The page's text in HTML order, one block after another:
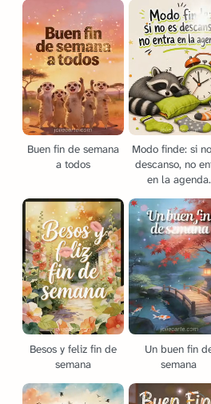
Buen fin de semana
a todos
Modo finde: si
descanso, no
en la agenda.
Besos y feliz fin de
semana
Un buen fin
semana